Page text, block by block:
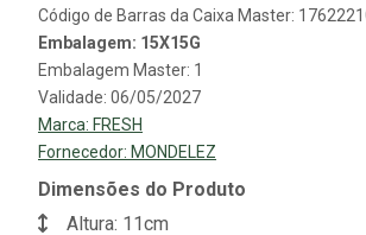
Código de Barras da Caixa Master:
Embalagem: 15X15G
Embalagem Master: 1
Validade: 06/05/2027
Marca: FRESH
Fornecedor: MONDELEZ
Dimensões do Produto
Altura: 11cm